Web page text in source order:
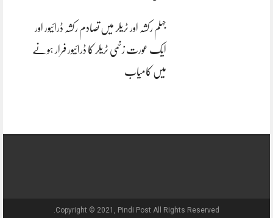
جہلم رکشہ اور ٹریلر میں تصادم رکشہ ڈرائیور اور
ایک عورت زخمی ٹریلر کا ڈرائیور فرار ہونے
میں کامیاب
Copyright © 2021, Pindi Post All Rights Reserved.